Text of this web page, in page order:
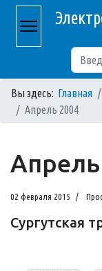
Вы здесь: Главная
Апрель 2004
02 февраля 2015
Сургутская